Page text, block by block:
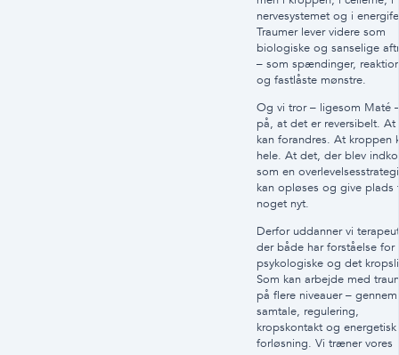
nervesystemet og i
Traumer lever videre som
biologiske og sanselige
– som spændinger,
og fastlåste mønstre.
Og vi tror – ligesom Maté
på, at det er reversibelt. At
kan forandres. At kroppen
hele. At det, der blev
som en
kan opløses og give plads
noget nyt.
Derfor uddanner vi
der både har forståelse for
psykologiske og det
Som kan arbejde med
på flere niveauer – gennem
samtale, regulering,
kropskontakt og energetisk
forløsning. Vi træner vores